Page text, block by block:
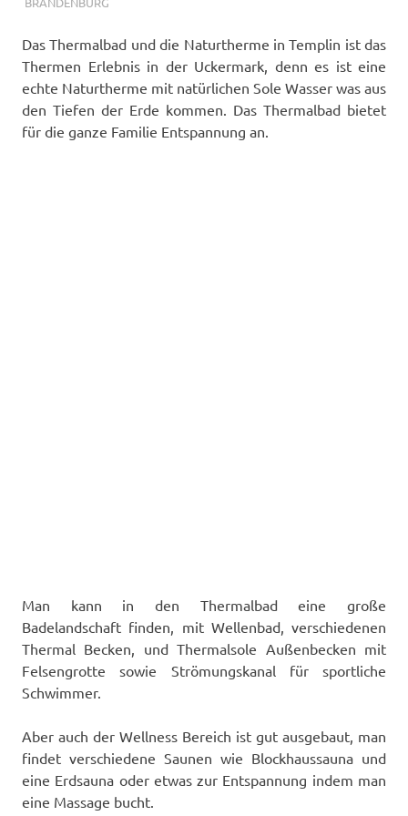
Das Thermalbad und die Naturtherme in Templin ist das
Thermen Erlebnis in der Uckermark, denn es ist eine
echte Naturtherme mit natürlichen Sole Wasser was aus
den Tiefen der Erde kommen. Das Thermalbad bietet
für die ganze Familie Entspannung an.
Man kann in den Thermalbad eine große
Badelandschaft finden, mit Wellenbad, verschiedenen
Thermal Becken, und Thermalsole Außenbecken mit
Felsengrotte sowie Strömungskanal für sportliche
Schwimmer.
Aber auch der Wellness Bereich ist gut ausgebaut, man
findet verschiedene Saunen wie Blockhaussauna und
eine Erdsauna oder etwas zur Entspannung indem man
eine Massage bucht.